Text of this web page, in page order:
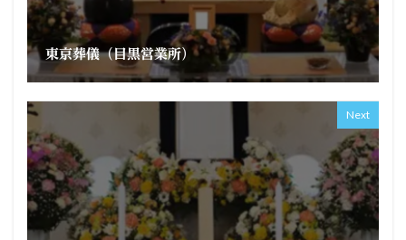
東京葬儀（目黒営業所）
Next